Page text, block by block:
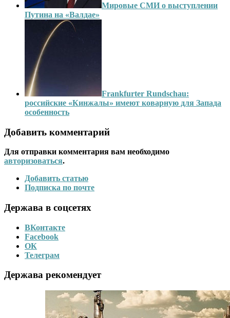
Мировые СМИ о выступлении
Путина на «Валдае»
Frankfurter Rundschau:
российские «Кинжалы» имеют коварную для Запада
особенность
Добавить комментарий
Для отправки комментария вам необходимо
авторизоваться.
Добавить статью
Подписка по почте
Держава в соцсетях
ВКонтакте
Facebook
ОК
Телеграм
Держава рекомендует